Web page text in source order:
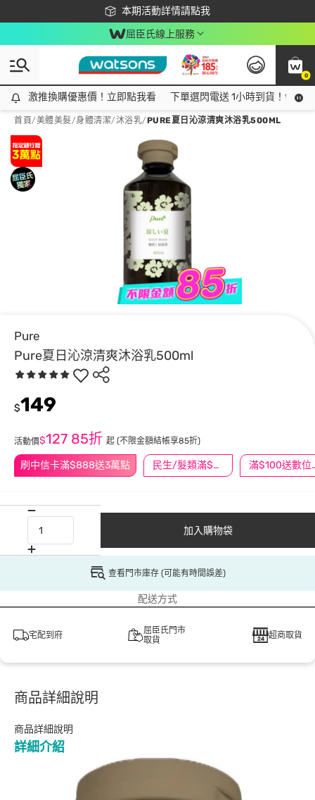
本期活動詳情請點我
下載app最高回饋$350
屈臣氏線上服務
0
激推換購優惠價！立即點我看
激推換購優惠價！立即點我看 下單選閃電送 1小時到貨！領神
首頁/美體美髮/身體清潔/沐浴乳/PURE夏日沁涼清爽沐浴乳500ML
Pure
Pure夏日沁涼清爽沐浴乳500ml
刷中信卡滿$888送3萬點 民生/髮類滿$388送舒潔冰巾 滿
$149
活動價$127 85折 起 (不限金額結帳享85折)
加入購物袋
查看門市庫存 (可能有時間誤差)
配送方式
宅配到府
屈臣氏門市
取貨
超商取貨
商品詳細說明
商品詳細說明
詳細介紹